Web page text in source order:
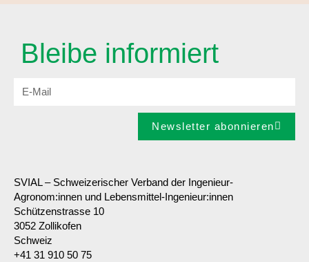
Bleibe informiert
Newsletter abonnieren
SVIAL – Schweizerischer Verband der Ingenieur-
Agronom:innen und Lebensmittel-Ingenieur:innen
Schützenstrasse 10
3052 Zollikofen
Schweiz
+41 31 910 50 75